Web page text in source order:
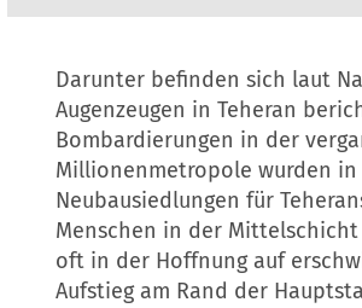
Darunter befinden sich laut
Augenzeugen in Teheran
Bombardierungen in der
Millionenmetropole wurden in
Neubausiedlungen für
Menschen in der
oft in der Hoffnung auf
Aufstieg am Rand der